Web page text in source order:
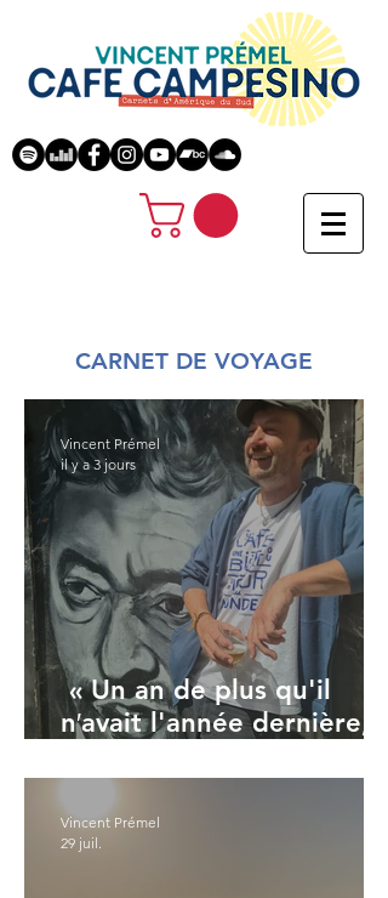
CARNET DE VOYAGE
« Un an de plus qu'il
n′avait l'année dernière,
n'aura l′an prochain »
Vincent Prémel
il y a 3 jours
Vincent Prémel
29 juil.